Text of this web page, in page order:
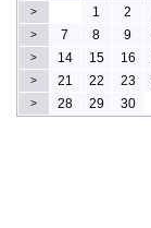
> 1 2
> 7 8 9
> 14 15 16
> 21 22 23
> 28 29 30